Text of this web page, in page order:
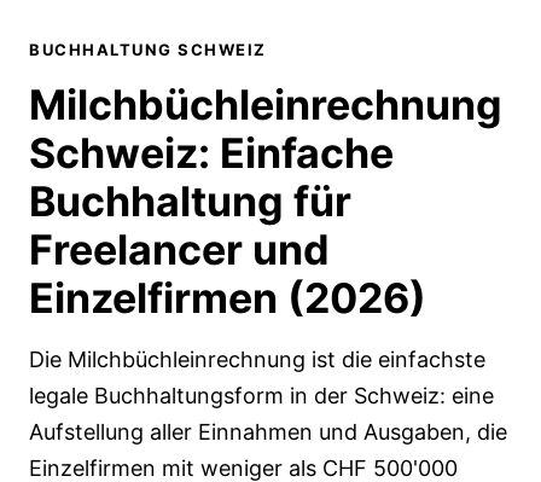
BUCHHALTUNG SCHWEIZ
Milchbüchleinrechnung
Schweiz: Einfache
Buchhaltung für
Freelancer und
Einzelfirmen (2026)
Die Milchbüchleinrechnung ist die einfachste
legale Buchhaltungsform in der Schweiz: eine
Aufstellung aller Einnahmen und Ausgaben, die
Einzelfirmen mit weniger als CHF 500'000